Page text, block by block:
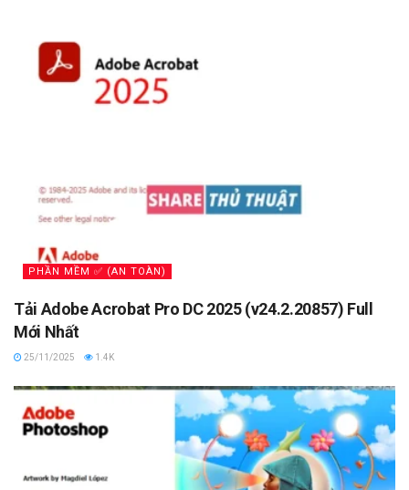
PHẦN MỀM ✅ (AN TOÀN)
Tải Adobe Acrobat Pro DC 2025 (v24.2.20857) Full
Mới Nhất
25/11/2025 1.4K